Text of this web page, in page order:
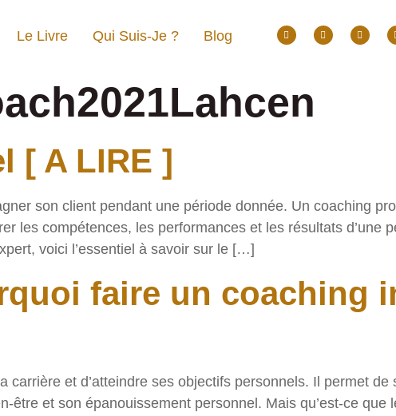
Le Livre Qui Suis-Je ? Blog
[ A LIRE ]
son client pendant une période donnée. Un coaching
les compétences, les performances et les résultats d’une
voici l’essentiel à savoir sur le […]
faire un coaching
et d’atteindre ses objectifs personnels. Il permet de
et son épanouissement personnel. Mais qu’est-ce que